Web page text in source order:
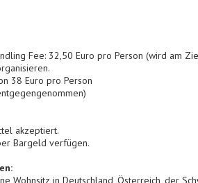
Fee: 32,50 Euro pro Person (wird am
38 Euro pro Person
akzeptiert.
Bargeld verfügen.
Wohnsitz in Deutschland, Österreich, der